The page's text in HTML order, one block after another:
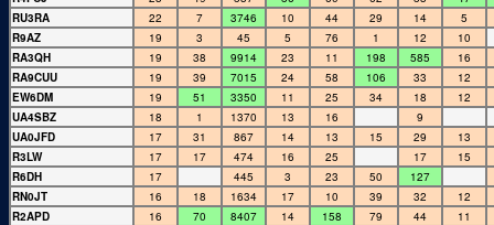
RU3RA
22 7 3746 10 44 29 14
5
R9AZ
19 3 45 5 76 1 12
10
RA3QH
19 38 9914 23 11 198 585
16
RA9CUU
19 39 7015 24 58 106 33
12
EW6DM
19 51 3350 11 25 34 18
12
UA4SBZ
18 1 1370 13 16
9
UA0JFD
17 31 867 14 13 15 29
13
R3LW
17 17 474 16 25 17
15
R6DH
17 445 3 23 50
127
RN0JT
16 18 1634 17 10 39 32
12
R2APD
16 70 8407 14 158 79 44
11